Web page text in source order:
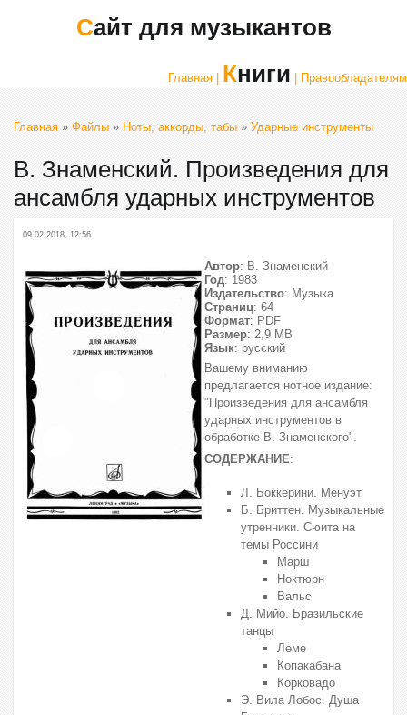
Сайт для музыкантов
Главная | Книги | Правообладателям
Главная » Файлы » Ноты, аккорды, табы » Ударные инструменты
В. Знаменский. Произведения для
ансамбля ударных инструментов
09.02.2018, 12:56
Автор: В. Знаменский
Год: 1983
Издательство: Музыка
Страниц: 64
Формат: PDF
Размер: 2,9 МВ
Язык: русский
Вашему вниманию
предлагается нотное издание:
"Произведения для ансамбля
ударных инструментов в
обработке В. Знаменского".
СОДЕРЖАНИЕ:
Л. Боккерини. Менуэт
Б. Бриттен. Музыкальные
утренники. Сюита на
темы Россини
Марш
Ноктюрн
Вальс
Д. Мийо. Бразильские
танцы
Леме
Копакабана
Корковадо
Э. Вила Лобос. Душа